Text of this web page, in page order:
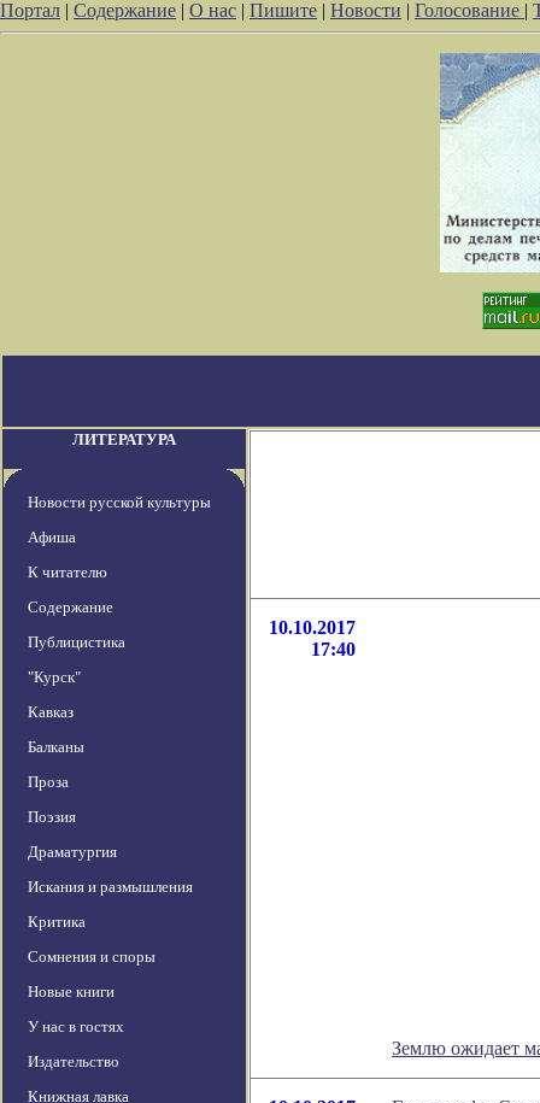
Портал | Содержание | О нас | Пишите | Новости | Голосование |
ЛИТЕРАТУРА
Новости русской культуры
Афиша
К читателю
Содержание
Публицистика
"Курск"
Кавказ
Балканы
Проза
Поэзия
Драматургия
Искания и размышления
Критика
Сомнения и споры
Новые книги
У нас в гостях
Издательство
Книжная лавка
10.10.2017
17:40
Землю ожидает